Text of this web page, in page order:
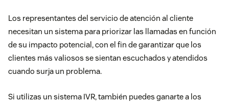
Los representantes del servicio de atención al cliente
necesitan un sistema para priorizar las llamadas en función
de su impacto potencial, con el fin de garantizar que los
clientes más valiosos se sientan escuchados y atendidos
cuando surja un problema.
Si utilizas un sistema IVR, también puedes ganarte a los